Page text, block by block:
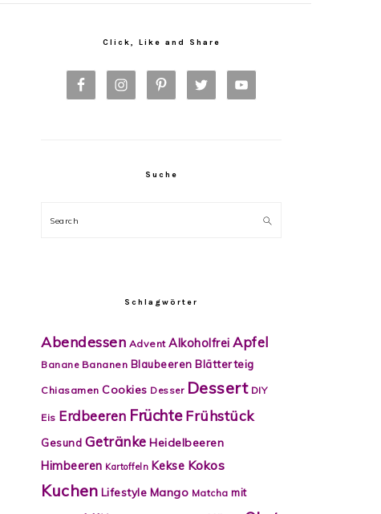
Click, Like and Share
Suche
Search
Schlagwörter
Abendessen Advent Alkoholfrei Apfel
Banane Bananen Blaubeeren Blätterteig
Chiasamen Cookies Desser Dessert DIY
Eis Erdbeeren Früchte Frühstück
Gesund Getränke Heidelbeeren
Himbeeren Kartoffeln Kekse Kokos
Kuchen Lifestyle Mango Matcha mit